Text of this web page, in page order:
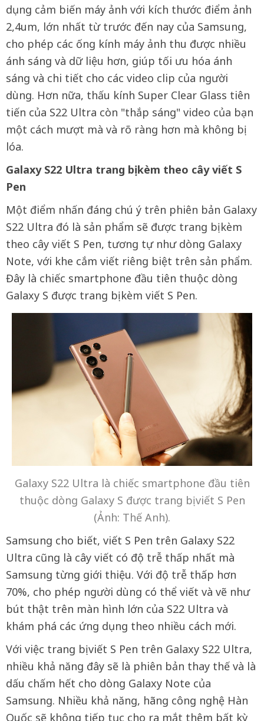
dụng cảm biến máy ảnh với kích thước điểm ảnh
2,4um, lớn nhất từ trước đến nay của Samsung,
cho phép các ống kính máy ảnh thu được nhiều
ánh sáng và dữ liệu hơn, giúp tối ưu hóa ánh
sáng và chi tiết cho các video clip của người
dùng. Hơn nữa, thấu kính Super Clear Glass tiên
tiến của S22 Ultra còn "thắp sáng" video của bạn
một cách mượt mà và rõ ràng hơn mà không bị
lóa.
Galaxy S22 Ultra trang bị kèm theo cây viết S
Pen
Một điểm nhấn đáng chú ý trên phiên bản Galaxy
S22 Ultra đó là sản phẩm sẽ được trang bị kèm
theo cây viết S Pen, tương tự như dòng Galaxy
Note, với khe cắm viết riêng biệt trên sản phẩm.
Đây là chiếc smartphone đầu tiên thuộc dòng
Galaxy S được trang bị kèm viết S Pen.
Galaxy S22 Ultra là chiếc smartphone đầu tiên
thuộc dòng Galaxy S được trang bị viết S Pen
(Ảnh: Thế Anh).
Samsung cho biết, viết S Pen trên Galaxy S22
Ultra cũng là cây viết có độ trễ thấp nhất mà
Samsung từng giới thiệu. Với độ trễ thấp hơn
70%, cho phép người dùng có thể viết và vẽ như
bút thật trên màn hình lớn của S22 Ultra và
khám phá các ứng dụng theo nhiều cách mới.
Với việc trang bị viết S Pen trên Galaxy S22 Ultra,
nhiều khả năng đây sẽ là phiên bản thay thế và là
dấu chấm hết cho dòng Galaxy Note của
Samsung. Nhiều khả năng, hãng công nghệ Hàn
Quốc sẽ không tiếp tục cho ra mắt thêm bất kỳ